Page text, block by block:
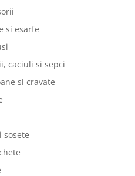
si esarfe
caciuli si sepci
si cravate
sosete